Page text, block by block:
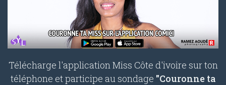
Télécharge l'application Miss Côte d'ivoire sur ton
téléphone et participe au sondage "Couronne ta